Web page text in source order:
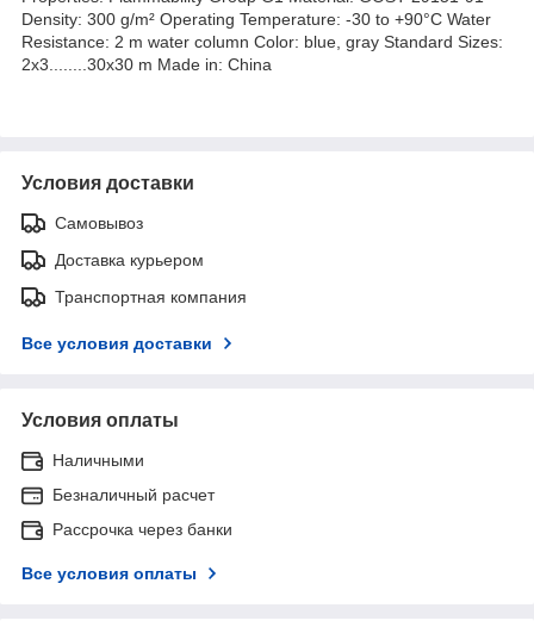
Density: 300 g/m² Operating Temperature: -30 to +90°C Water
Resistance: 2 m water column Color: blue, gray Standard Sizes:
2x3........30x30 m Made in: China
Условия доставки
Самовывоз
Доставка курьером
Транспортная компания
Все условия доставки
Условия оплаты
Наличными
Безналичный расчет
Рассрочка через банки
Все условия оплаты